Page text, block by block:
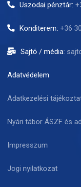
Uszodai pénztár:
Konditerem: +36
Sajtó / média:
Adatvédelem
Adatkezelési
Nyári tábor ÁSZF és
Impresszum
Jogi nyilatkozat